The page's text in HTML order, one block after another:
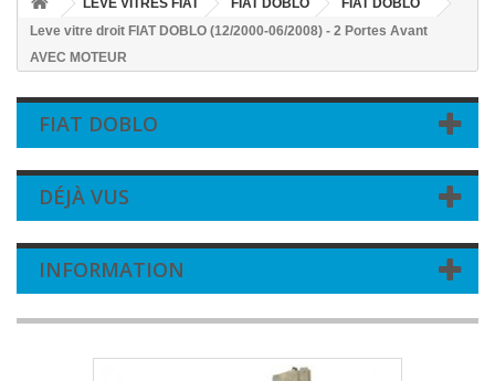
LEVE VITRES FIAT FIAT DOBLO
FIAT DOBLO
Leve vitre droit FIAT DOBLO (12/2000-06/2008) - 2 Portes Avant
AVEC MOTEUR
FIAT DOBLO
DÉJÀ VUS
INFORMATION